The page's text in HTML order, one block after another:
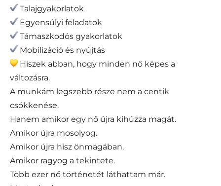
Talajgyakorlatok
Egyensúlyi feladatok
Támaszkodós gyakorlatok
Mobilizáció és nyújtás
Hiszek abban, hogy minden nő képes a
változásra.
A munkám legszebb része nem a centik
csökkenése.
Hanem amikor egy nő újra kihúzza magát.
Amikor újra mosolyog.
Amikor újra hisz önmagában.
Amikor ragyog a tekintete.
Több ezer nő történetét láthattam már.